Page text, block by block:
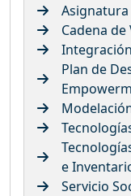
Cadena
Plan de
e
Servicio